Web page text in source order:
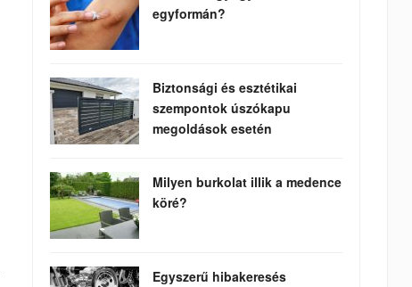
egyformán?
Biztonsági és esztétikai
szempontok úszókapu
megoldások esetén
Milyen burkolat illik a medence
köré?
Egyszerű hibakeresés